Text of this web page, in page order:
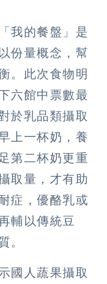
我的餐盤」是
份量概念，幫
。此次食物明
六館中票數最
於乳品類攝取
上一杯奶，養
第二杯奶更重
取量，才有助
症，優酪乳或
輔以傳統豆
。
國人蔬果攝取